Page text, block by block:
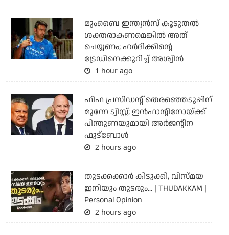
മുംബൈ ഇന്ത്യന്‍സ് കൂടുതല്‍
ശക്തരാകണമെങ്കില്‍ അത്
ചെയ്യണം; ഹര്‍ദിക്കിന്റെ
ട്രേഡിനെക്കുറിച്ച് അശ്വിന്‍
1 hour ago
ഫിഫ പ്രസിഡന്റ് തെരഞ്ഞെടുപ്പിന്
മുന്നേ ട്വിസ്റ്റ്; ഇന്‍ഫാന്റിനോയ്ക്ക്
പിന്തുണയുമായി അര്‍ജന്റീന
ഫുട്‌ബോള്‍
2 hours ago
തുടക്കക്കാര്‍ കിടുക്കി, വിസ്മയ
ഇനിയും തുടരും... | THUDAKKAM |
Personal Opinion
2 hours ago